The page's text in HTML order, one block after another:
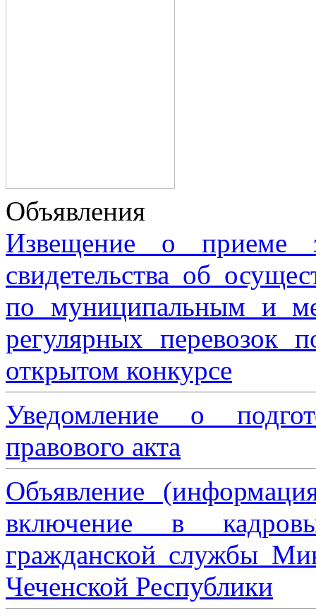
Объявления
Извещение о приеме
свидетельства об
по муниципальным и
регулярных перевозок
открытом конкурсе
Уведомление о
правового акта
Объявление
включение в
гражданской службы
Чеченской Республики